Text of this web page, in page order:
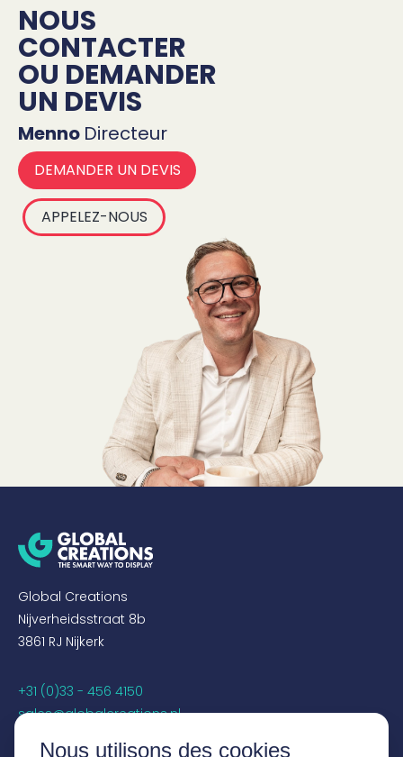
NOUS
CONTACTER
OU DEMANDER
UN DEVIS
Menno Directeur
DEMANDER UN DEVIS
APPELEZ-NOUS
Global Creations
Nijverheidsstraat 8b
3861 RJ Nijkerk
+31 (0)33 - 456 4150
sales@globalcreations.nl
Nous utilisons des cookies